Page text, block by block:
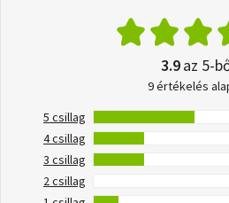
3.9az 5-
9 értékelés
5 csillag
4 csillag
3 csillag
2 csillag